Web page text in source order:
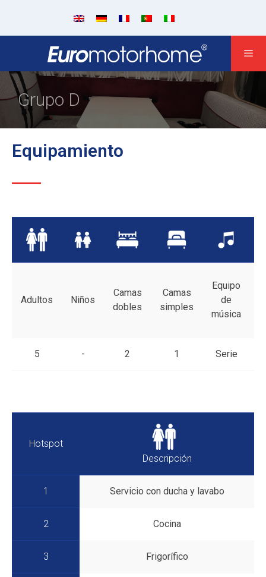
Grupo D
Equipamiento
Adultos Niños
Camas
dobles
Camas
simples
Equipo
de
música
5 - 2 1 Serie
Hotspot
Descripción
1 Servicio con ducha y lavabo
2 Cocina
3 Frigorífico